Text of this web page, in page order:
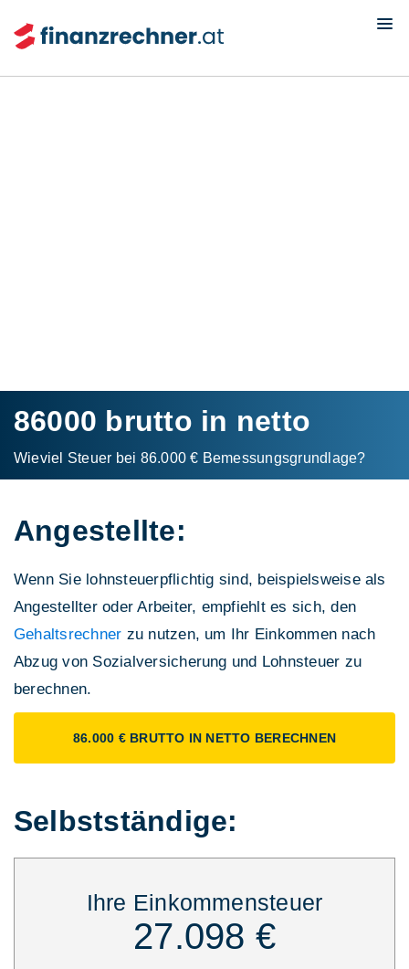
86000 brutto in netto
Wieviel Steuer bei 86.000 € Bemessungs­grundlage?
Angestellte:
Wenn Sie lohnsteuerpflichtig sind, beispielsweise als
Angestellter oder Arbeiter, empfiehlt es sich, den
Gehaltsrechner zu nutzen, um Ihr Einkommen nach
Abzug von Sozialversicherung und Lohnsteuer zu
berechnen.
86.000 € BRUTTO IN NETTO BERECHNEN
Selbstständige:
Ihre Einkommensteuer
27.098 €